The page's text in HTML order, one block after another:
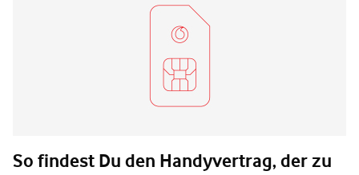
So findest Du den Handyvertrag, der zu